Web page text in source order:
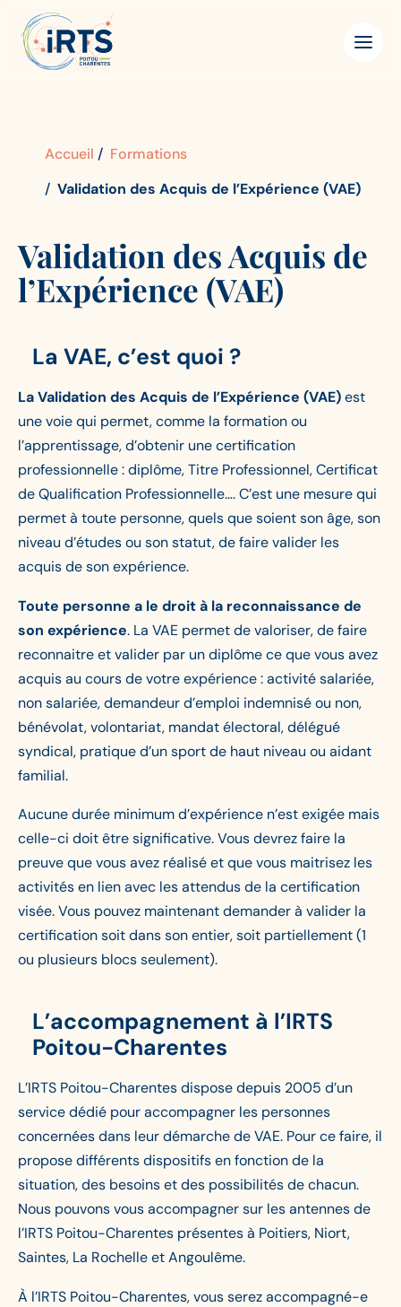
contenu
principal
Poitou-
Charentes
Accueil
Formations
Validation des Acquis de l’Expérience (VAE)
Validation des Acquis de
l’Expérience (VAE)
La VAE, c’est quoi ?
La Validation des Acquis de l’Expérience (VAE)est
une voie qui permet, comme la formation ou
l’apprentissage, d’obtenir une certification
professionnelle : diplôme, Titre Professionnel, Certificat
de Qualification Professionnelle…. C’est une mesure qui
permet à toute personne, quels que soient son âge, son
niveau d’études ou son statut, de faire valider les
acquis de son expérience.
Toute personne a le droit à la reconnaissance de
son expérience. La VAE permet de valoriser, de faire
reconnaitre et valider par un diplôme ce que vous avez
acquis au cours de votre expérience : activité salariée,
non salariée, demandeur d’emploi indemnisé ou non,
bénévolat, volontariat, mandat électoral, délégué
syndical, pratique d’un sport de haut niveau ou aidant
familial.
Aucune durée minimum d’expérience n’est exigée mais
celle-ci doit être significative. Vous devrez faire la
preuve que vous avez réalisé et que vous maitrisez les
activités en lien avec les attendus de la certification
visée. Vous pouvez maintenant demander à valider la
certification soit dans son entier, soit partiellement (1
ou plusieurs blocs seulement).
L’accompagnement à l’IRTS
Poitou-Charentes
L’IRTS Poitou-Charentes dispose depuis 2005 d’un
service dédié pour accompagner les personnes
concernées dans leur démarche de VAE. Pour ce faire, il
propose différents dispositifs en fonction de la
situation, des besoins et des possibilités de chacun.
Nous pouvons vous accompagner sur les antennes de
l’IRTS Poitou-Charentes présentes à Poitiers, Niort,
Saintes, La Rochelle et Angoulême.
À l’IRTS Poitou-Charentes, vous serez accompagné-e
Panneau de gestion des cookies